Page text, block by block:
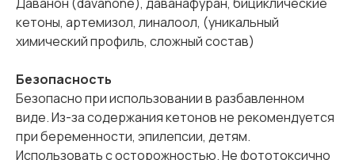
кетоны, артемизол, линалоол, (уникальный
химический профиль, сложный состав)
Безопасность
Безопасно при использовании в разбавленном
виде. Из-за содержания кетонов не рекомендуется
при беременности, эпилепсии, детям.
Использовать с осторожностью. Не фототоксично